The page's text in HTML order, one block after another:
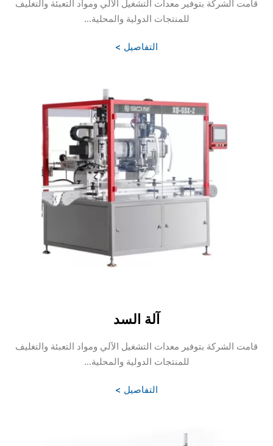
قامت الشركة بتوفير معدات التشغيل الآلي ومواد التعبئة والتغليف
للمنتجات الدولية والمحلية...
التفاصيل >
آلة السد
قامت الشركة بتوفير معدات التشغيل الآلي ومواد التعبئة والتغليف
للمنتجات الدولية والمحلية...
التفاصيل >